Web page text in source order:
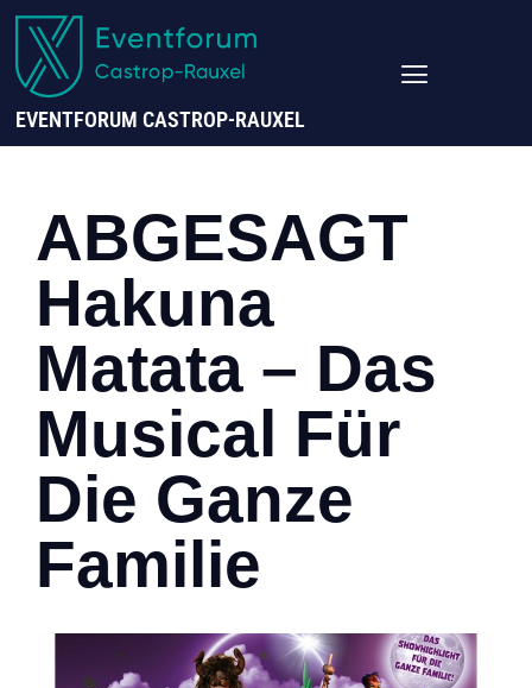
EVENTFORUM CASTROP-RAUXEL
ABGESAGT
Hakuna
Matata – Das
Musical Für
Die Ganze
Familie